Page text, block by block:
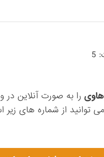
5
را به صورت آنلاین
توانید از شماره های زیر